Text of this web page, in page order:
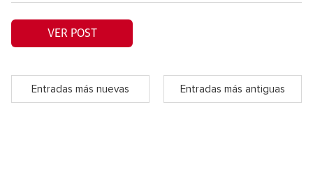
VER POST
Entradas más nuevas Entradas más antiguas